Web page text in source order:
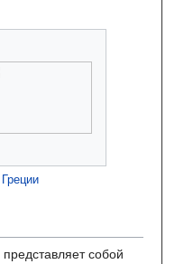
Греции
представляет собой